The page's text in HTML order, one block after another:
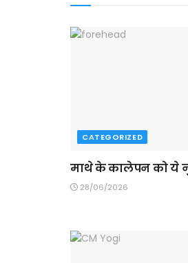
CATEGORIZED
माथे के कालेपन को ये
28/06/2026